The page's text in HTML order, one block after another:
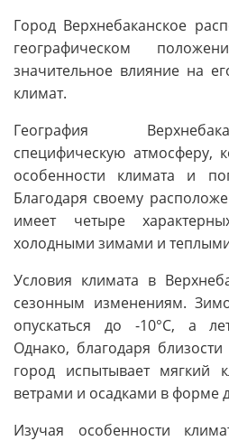
Город Верхнебаканское
географическом
значительное влияние на
климат.
География
специфическую атмосферу,
особенности климата и
Благодаря своему
имеет четыре
холодными зимами и
Условия климата в
сезонным изменениям.
опускаться до -10°С, а
Однако, благодаря
город испытывает мягкий
ветрами и осадками в форме
Изучая особенности